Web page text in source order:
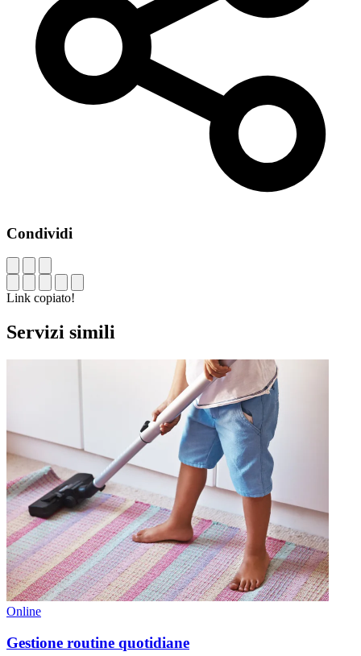
Condividi
Link copiato!
Servizi simili
Online
Gestione routine quotidiane